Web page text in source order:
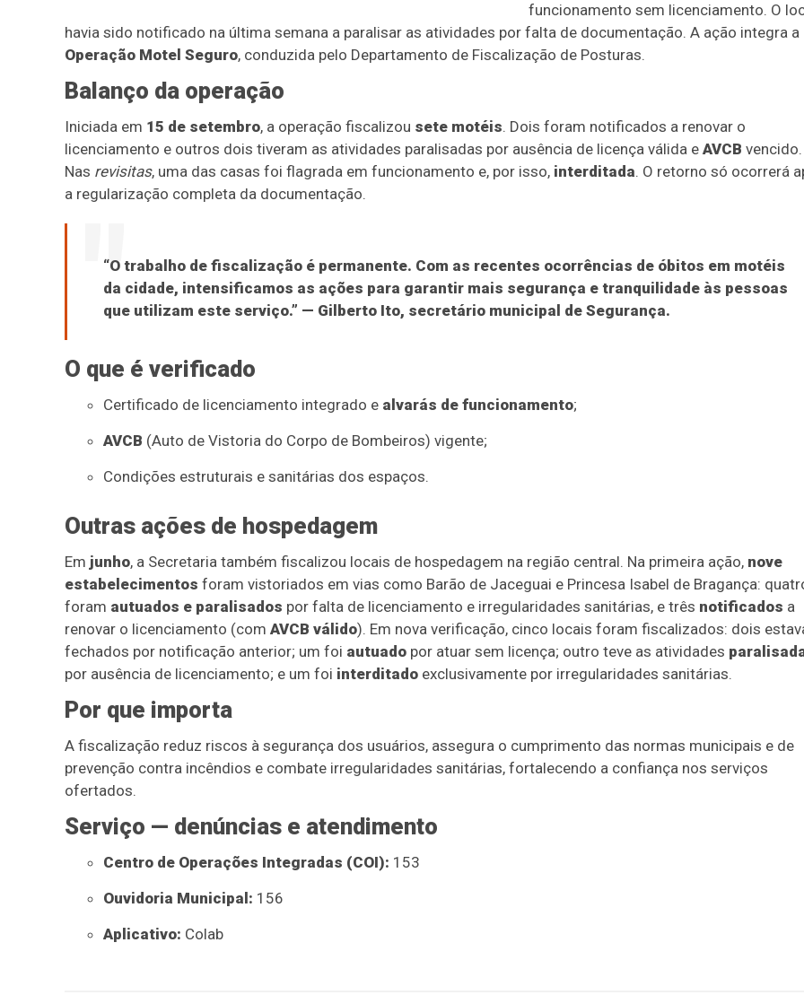
funcionamento sem licenciamento. O
havia sido notificado na última semana a paralisar as atividades por falta de documentação. A ação integra a
Operação Motel Seguro, conduzida pelo Departamento de Fiscalização de Posturas.
Balanço da operação
Iniciada em 15 de setembro, a operação fiscalizou sete motéis. Dois foram notificados a renovar o
licenciamento e outros dois tiveram as atividades paralisadas por ausência de licença válida e AVCB vencido.
Nas revisitas, uma das casas foi flagrada em funcionamento e, por isso, interditada. O retorno só ocorrerá
a regularização completa da documentação.
“O trabalho de fiscalização é permanente. Com as recentes ocorrências de óbitos em motéis
da cidade, intensificamos as ações para garantir mais segurança e tranquilidade às pessoas
que utilizam este serviço.” — Gilberto Ito, secretário municipal de Segurança.
O que é verificado
Certificado de licenciamento integrado e alvarás de funcionamento;
AVCB (Auto de Vistoria do Corpo de Bombeiros) vigente;
Condições estruturais e sanitárias dos espaços.
Outras ações de hospedagem
Em junho, a Secretaria também fiscalizou locais de hospedagem na região central. Na primeira ação, nove
estabelecimentos foram vistoriados em vias como Barão de Jaceguai e Princesa Isabel de Bragança:
foram autuados e paralisados por falta de licenciamento e irregularidades sanitárias, e três notificados a
renovar o licenciamento (com AVCB válido). Em nova verificação, cinco locais foram fiscalizados: dois
fechados por notificação anterior; um foi autuado por atuar sem licença; outro teve as atividades
por ausência de licenciamento; e um foi interditado exclusivamente por irregularidades sanitárias.
Por que importa
A fiscalização reduz riscos à segurança dos usuários, assegura o cumprimento das normas municipais e de
prevenção contra incêndios e combate irregularidades sanitárias, fortalecendo a confiança nos serviços
ofertados.
Serviço — denúncias e atendimento
Centro de Operações Integradas (COI): 153
Ouvidoria Municipal: 156
Aplicativo: Colab